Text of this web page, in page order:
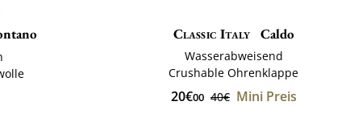
Classic Italy Caldo
Wasserabweisend
Crushable Ohrenklappe
20€00 40€ Mini Preis